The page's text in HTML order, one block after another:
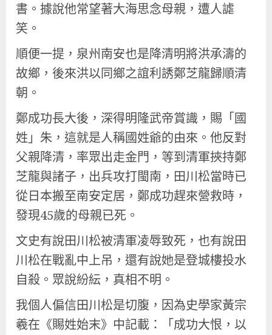
書。據說他常望著大海思念母親，遭人謔
笑。
順便一提，泉州南安也是降清明將洪承濤的
故鄉，後來洪以同鄉之誼利誘鄭芝龍歸順清
朝。
鄭成功長大後，深得明隆武帝賞識，賜「國
姓」朱，這就是人稱國姓爺的由來。他反對
父親降清，率眾出走金門，等到清軍挾持鄭
芝龍與諸子，出兵攻打閩南，田川松當時已
從日本搬至南安定居，鄭成功趕來營救時，
發現45歲的母親已死。
文史有說田川松被清軍凌辱致死，也有說田
川松在戰亂中上吊，還有說她是登城樓投水
自殺。眾說紛紜，真相不明。
我個人偏信田川松是切腹，因為史學家黃宗
羲在《賜姓始末》中記載：「成功大恨，以